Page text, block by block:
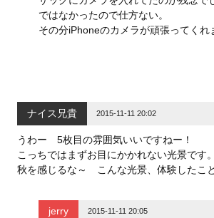
ではなかったので仕方ない。
その分iPhoneのカメラが頑張ってくれ
ナイス兄貴 2015-11-11 20:02
うわー 5枚目の雰囲気いいですねー！
こっちではまずお目にかかれない光景です。
秋を感じるな～ こんな光景、体験したこ
jerry 2015-11-11 20:05